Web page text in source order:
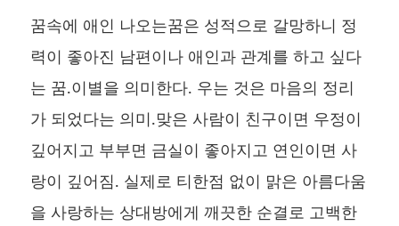
꿈속에 애인 나오는꿈은 성적으로 갈망하니 정
력이 좋아진 남편이나 애인과 관계를 하고 싶다
는 꿈.이별을 의미한다. 우는 것은 마음의 정리
가 되었다는 의미.맞은 사람이 친구이면 우정이
깊어지고 부부면 금실이 좋아지고 연인이면 사
랑이 깊어짐. 실제로 티한점 없이 맑은 아름다움
을 사랑하는 상대방에게 깨끗한 순결로 고백한